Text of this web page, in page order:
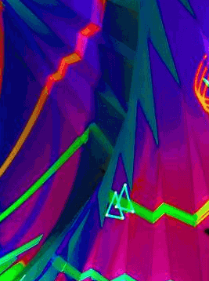
colonnes affichées
PEINTURE ETC
ET MUSIQUE